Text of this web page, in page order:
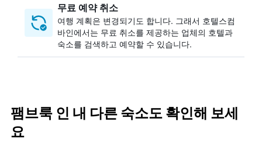
무료 예약 취소
여행 계획은 변경되기도 합니다. ​그래서 호텔스컴
바인에서는 무료 취소를 제공하는 업체의 호텔과
숙소를 검색하고 예약할 수 있습니다.
팸브룩 인 내 다른 숙소도 확인해 보세
요